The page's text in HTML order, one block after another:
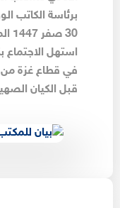
برئاسة الكاتب
استهل الاجتماع
في قطاع غزة من
قبل الكيان